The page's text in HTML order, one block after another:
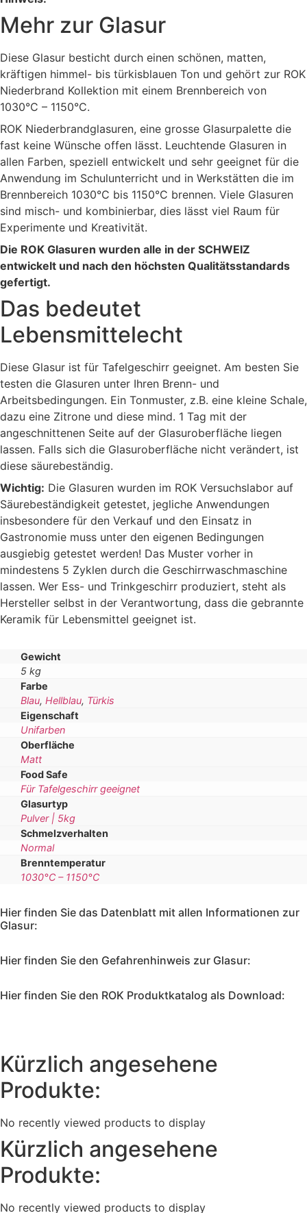
Mehr zur Glasur
Diese Glasur besticht durch einen schönen, matten,
kräftigen himmel- bis türkisblauen Ton und gehört zur ROK
Niederbrand Kollektion mit einem Brennbereich von
1030°C – 1150°C.
ROK Niederbrandglasuren, eine grosse Glasurpalette die
fast keine Wünsche offen lässt. Leuchtende Glasuren in
allen Farben, speziell entwickelt und sehr geeignet für die
Anwendung im Schulunterricht und in Werkstätten die im
Brennbereich 1030°C bis 1150°C brennen. Viele Glasuren
sind misch- und kombinierbar, dies lässt viel Raum für
Experimente und Kreativität.
Die ROK Glasuren wurden alle in der SCHWEIZ
entwickelt und nach den höchsten Qualitätsstandards
gefertigt.
Das bedeutet
Lebensmittelecht
Diese Glasur ist für Tafelgeschirr geeignet. Am besten Sie
testen die Glasuren unter Ihren Brenn- und
Arbeitsbedingungen. Ein Tonmuster, z.B. eine kleine Schale,
dazu eine Zitrone und diese mind. 1 Tag mit der
angeschnittenen Seite auf der Glasuroberfläche liegen
lassen. Falls sich die Glasuroberfläche nicht verändert, ist
diese säurebeständig.
Wichtig: Die Glasuren wurden im ROK Versuchslabor auf
Säurebeständigkeit getestet, jegliche Anwendungen
insbesondere für den Verkauf und den Einsatz in
Gastronomie muss unter den eigenen Bedingungen
ausgiebig getestet werden! Das Muster vorher in
mindestens 5 Zyklen durch die Geschirrwaschmaschine
lassen. Wer Ess- und Trinkgeschirr produziert, steht als
Hersteller selbst in der Verantwortung, dass die gebrannte
Keramik für Lebensmittel geeignet ist.
Gewicht
5 kg
Farbe
Blau, Hellblau, Türkis
Eigenschaft
Unifarben
Oberfläche
Matt
Food Safe
Für Tafelgeschirr geeignet
Glasurtyp
Pulver | 5kg
Schmelzverhalten
Normal
Brenntemperatur
1030°C – 1150°C
Hier finden Sie das Datenblatt mit allen Informationen zur
Glasur:
Hier finden Sie den Gefahrenhinweis zur Glasur:
Hier finden Sie den ROK Produktkatalog als Download:
Kürzlich angesehene
Produkte:
No recently viewed products to display
Kürzlich angesehene
Produkte:
No recently viewed products to display